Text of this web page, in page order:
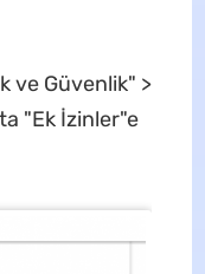
ve Güvenlik" >
"Ek İzinler"e